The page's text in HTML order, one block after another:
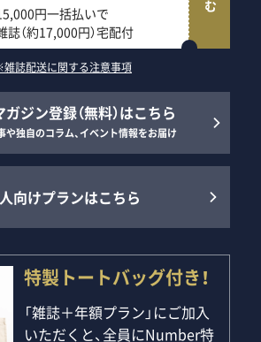
円一括払いで
誌（約17,000円）宅配付
誌配送に関する注意事項
ジン登録（無料）はこちら
や独自のコラム、イベント情報をお届け
向けプランはこちら
特製トートバッグ付き！
「雑誌＋年額プラン」にご加入
いただくと、全員にNumber特